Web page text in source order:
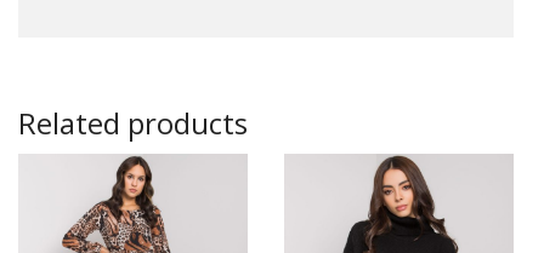
Related products